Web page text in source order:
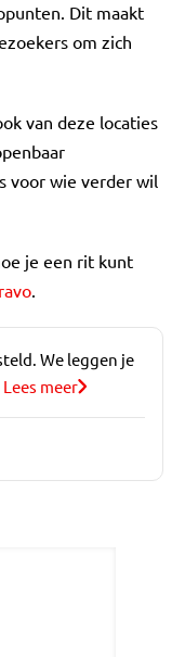
Dit maakt
om zich
van deze locaties
voor wie verder wil
je een rit kunt
.
We leggen je
Lees meer